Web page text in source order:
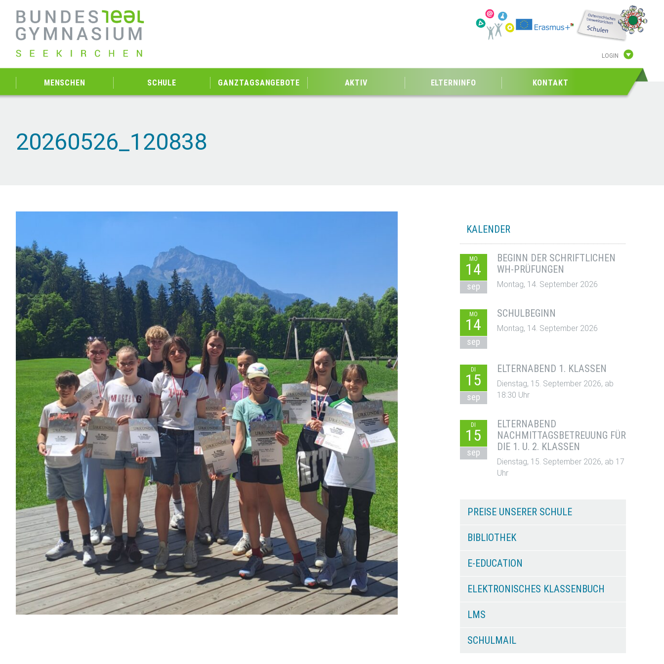
LOGIN
MENSCHEN SCHULE GANZTAGSANGEBOTE AKTIV ELTERNINFO KONTAKT
20260526_120838
KALENDER
MO
14
sep
BEGINN DER SCHRIFTLICHEN
WH-PRÜFUNGEN
Montag, 14. September 2026
MO
14
sep
SCHULBEGINN
Montag, 14. September 2026
DI
15
sep
ELTERNABEND 1. KLASSEN
Dienstag, 15. September 2026, ab
18:30 Uhr
DI
15
sep
ELTERNABEND
NACHMITTAGSBETREUUNG FÜR
DIE 1. U. 2. KLASSEN
Dienstag, 15. September 2026, ab 17
Uhr
PREISE UNSERER SCHULE
BIBLIOTHEK
E-EDUCATION
ELEKTRONISCHES KLASSENBUCH
LMS
SCHULMAIL